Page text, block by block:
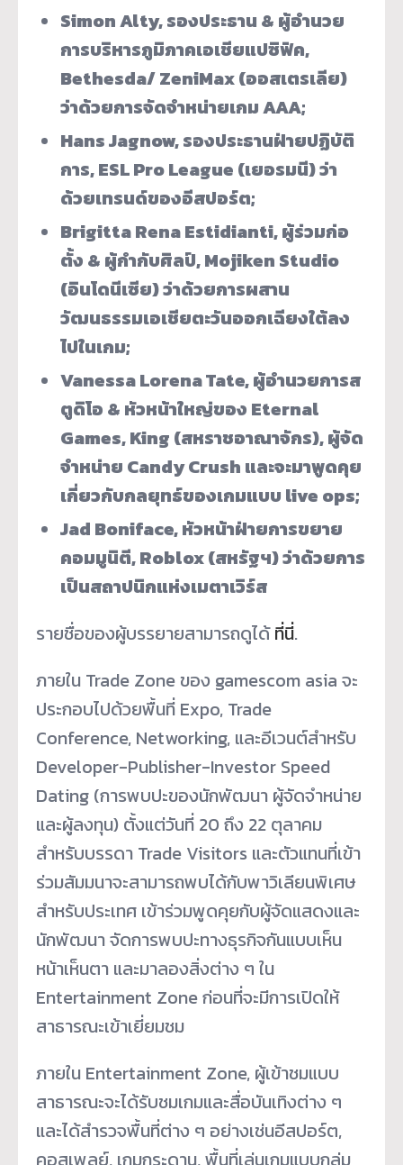
Simon Alty, รองประธาน & ผู้อำนวย
การบริหารภูมิภาคเอเชียแปซิฟิค,
Bethesda/ ZeniMax (ออสเตรเลีย)
ว่าด้วยการจัดจำหน่ายเกม AAA;
Hans Jagnow, รองประธานฝ่ายปฏิบัติ
การ, ESL Pro League (เยอรมนี) ว่า
ด้วยเทรนด์ของอีสปอร์ต;
Brigitta Rena Estidianti, ผู้ร่วมก่อ
ตั้ง & ผู้กำกับศิลป์, Mojiken Studio
(อินโดนีเซีย) ว่าด้วยการผสาน
วัฒนธรรมเอเชียตะวันออกเฉียงใต้ลง
ไปในเกม;
Vanessa Lorena Tate, ผู้อำนวยการส
ตูดิโอ & หัวหน้าใหญ่ของ Eternal
Games, King (สหราชอาณาจักร), ผู้จัด
จำหน่าย Candy Crush และจะมาพูดคุย
เกี่ยวกับกลยุทธ์ของเกมแบบ live ops;
Jad Boniface, หัวหน้าฝ่ายการขยาย
คอมมูนิตี, Roblox (สหรัฐฯ) ว่าด้วยการ
เป็นสถาปนิกแห่งเมตาเวิร์ส
รายชื่อของผู้บรรยายสามารถดูได้ที่นี่.
ภายใน Trade Zone ของ gamescom asia จะ
ประกอบไปด้วยพื้นที่ Expo, Trade
Conference, Networking, และอีเวนต์สำหรับ
Developer-Publisher-Investor Speed
Dating (การพบปะของนักพัฒนา ผู้จัดจำหน่าย
และผู้ลงทุน) ตั้งแต่วันที่ 20 ถึง 22 ตุลาคม
สำหรับบรรดา Trade Visitors และตัวแทนที่เข้า
ร่วมสัมมนาจะสามารถพบได้กับพาวิเลียนพิเศษ
สำหรับประเทศ เข้าร่วมพูดคุยกับผู้จัดแสดงและ
นักพัฒนา จัดการพบปะทางธุรกิจกันแบบเห็น
หน้าเห็นตา และมาลองสิ่งต่าง ๆ ใน
Entertainment Zone ก่อนที่จะมีการเปิดให้
สาธารณะเข้าเยี่ยมชม
ภายใน Entertainment Zone, ผู้เข้าชมแบบ
สาธารณะจะได้รับชมเกมและสื่อบันเทิงต่าง ๆ
และได้สำรวจพื้นที่ต่าง ๆ อย่างเช่นอีสปอร์ต,
คอสเพลย์, เกมกระดาน, พื้นที่เล่นเกมแบบกลุ่ม